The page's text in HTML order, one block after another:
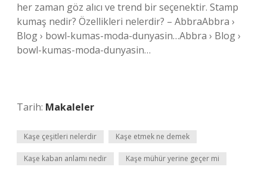
her zaman göz alıcı ve trend bir seçenektir. Stamp
kumaş nedir? Özellikleri nelerdir? – AbbraAbbra ›
Blog › bowl-kumas-moda-dunyasin…Abbra › Blog ›
bowl-kumas-moda-dunyasin…
Tarih: Makaleler
Kaşe çeşitleri nelerdir Kaşe etmek ne demek
Kaşe kaban anlamı nedir Kaşe mühür yerine geçer mi